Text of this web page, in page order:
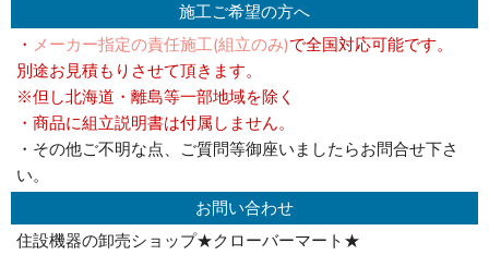
施工ご希望の方へ
・ メーカー指定の責任施工(組立のみ)で全国対応可能です。
別途お見積もりさせて頂きます。
※但し北海道・離島等一部地域を除く
・商品に組立説明書は付属しません。
・その他ご不明な点、ご質問等御座いましたらお問合せ下さ
い。
お問い合わせ
住設機器の卸売ショップ★クローバーマート★